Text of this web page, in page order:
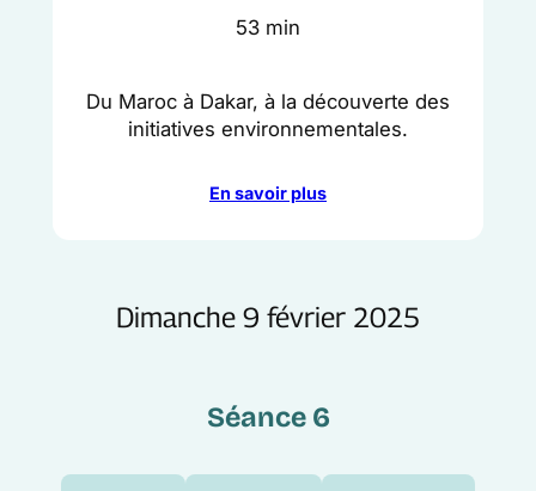
53 min
Du Maroc à Dakar, à la découverte des
initiatives environnementales.
En savoir plus
Dimanche 9 février 2025
Séance 6